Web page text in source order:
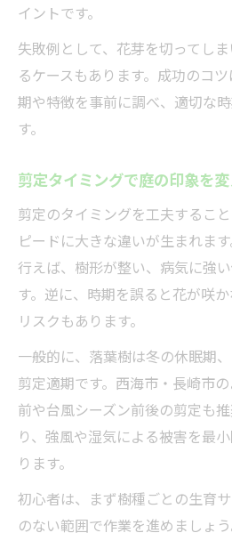
イントです。
失敗例として、花芽を切ってし
るケースもあります。成功のコ
期や特徴を事前に調べ、適切な
す。
剪定タイミングで庭の印象を
剪定のタイミングを工夫するこ
ピードに大きな違いが生まれま
行えば、樹形が整い、病気に強
す。逆に、時期を誤ると花が咲
リスクもあります。
一般的に、落葉樹は冬の休眠期
剪定適期です。西海市・長崎市
前や台風シーズン前後の剪定も
り、強風や湿気による被害を最
ります。
初心者は、まず樹種ごとの生育
のない範囲で作業を進めましょ